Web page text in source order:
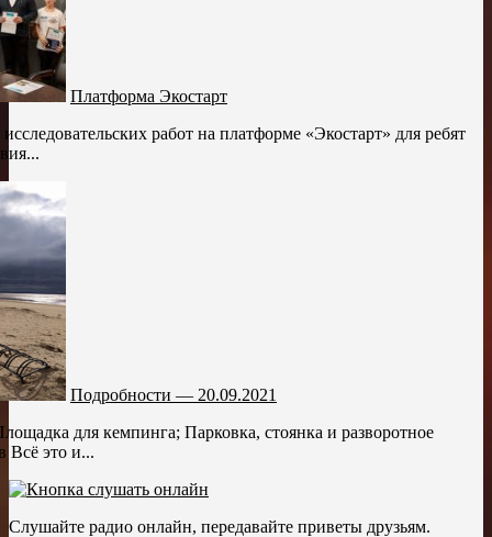
Платформа Экостарт
работ на платформе «Экостарт» для ребят
Подробности — 20.09.2021
для кемпинга; Парковка, стоянка и разворотное
Всё это и...
Слушайте радио онлайн, передавайте приветы друзьям.